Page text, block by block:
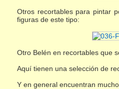
Otros recortables para pintar
figuras de este tipo:
Otro Belén en recortables que
Aquí tienen una selección de
Y en general encuentran